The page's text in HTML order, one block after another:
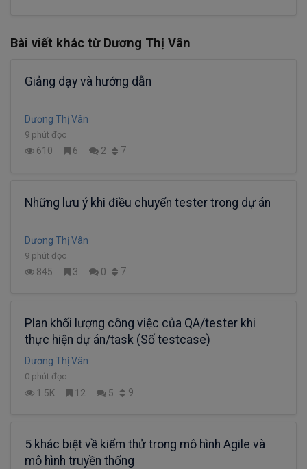
Bài viết khác từ Dương Thị Vân
Giảng dạy và hướng dẫn
Dương Thị Vân
9 phút đọc
610 6 2 7
Những lưu ý khi điều chuyển tester trong dự án
Dương Thị Vân
9 phút đọc
845 3 0 7
Plan khối lượng công việc của QA/tester khi
thực hiện dự án/task (Số testcase)
Dương Thị Vân
0 phút đọc
1.5K 12 5 9
5 khác biệt về kiểm thử trong mô hình Agile và
mô hình truyền thống